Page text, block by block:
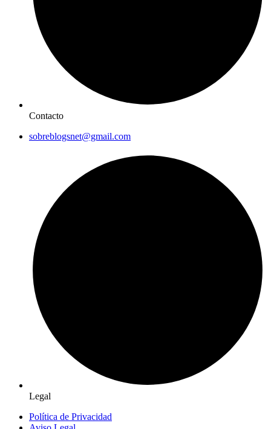
Contacto
sobreblogsnet@gmail.com
Legal
Política de Privacidad